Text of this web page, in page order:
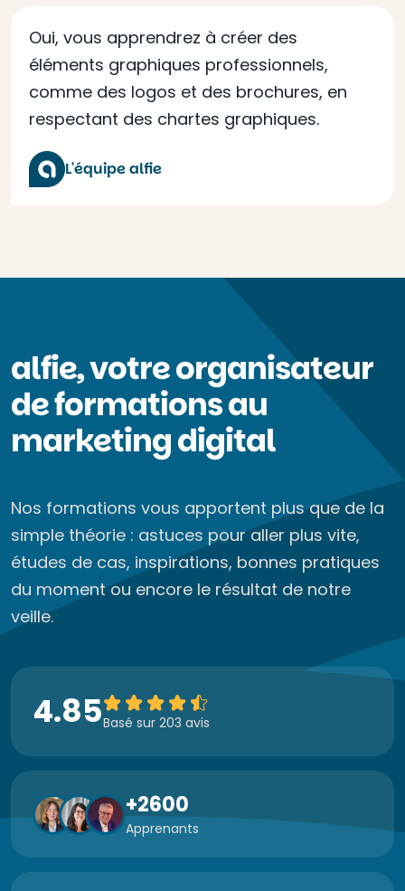
Oui, vous apprendrez à créer des
éléments graphiques professionnels,
comme des logos et des brochures, en
respectant des chartes graphiques.
L'équipe alfie
alfie, votre organisateur
de formations au
marketing digital
Nos formations vous apportent plus que de la
simple théorie : astuces pour aller plus vite,
études de cas, inspirations, bonnes pratiques
du moment ou encore le résultat de notre
veille.
4.85Basé sur 203 avis
+2600
Apprenants